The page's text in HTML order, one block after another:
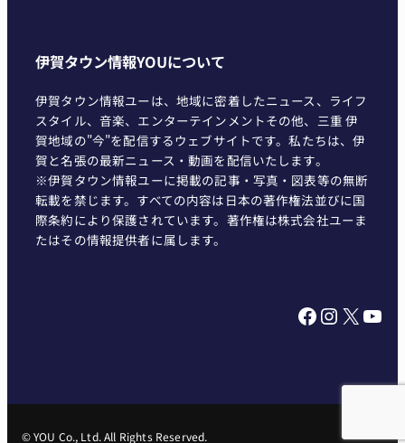
伊賀タウン情報YOUについて
伊賀タウン情報ユーは、地域に密着したニュース、ライフ
スタイル、音楽、エンターテインメントその他、三重 伊
賀地域の"今"を配信するウェブサイトです。私たちは、伊
賀と名張の最新ニュース・動画を配信いたします。
※伊賀タウン情報ユーに掲載の記事・写真・図表等の無断
転載を禁じます。すべての内容は日本の著作権法並びに国
際条約により保護されています。著作権は株式会社ユーま
たはその情報提供者に属します。
Facebook InstagramX YouTube
© YOU Co., Ltd. All Rights Reserved.